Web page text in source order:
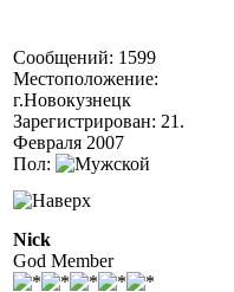
Сообщений: 1599
Местоположение:
г.Новокузнецк
Зарегистрирован: 21.
Февраля 2007
Пол:
Nick
God Member